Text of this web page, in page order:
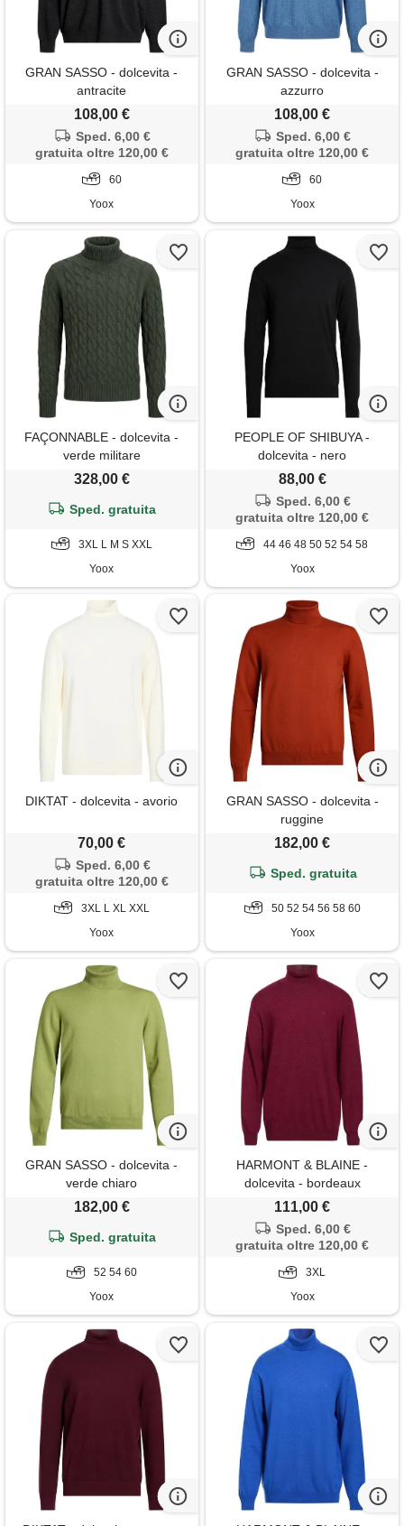
GRAN SASSO - dolcevita -
antracite
108,00 €
Sped. 6,00 €
gratuita oltre 120,00 €
60
Yoox
GRAN SASSO - dolcevita -
azzurro
108,00 €
Sped. 6,00 €
gratuita oltre 120,00 €
60
Yoox
FAÇONNABLE - dolcevita -
verde militare
328,00 €
Sped. gratuita
3XL L M S XXL
Yoox
PEOPLE OF SHIBUYA -
dolcevita - nero
88,00 €
Sped. 6,00 €
gratuita oltre 120,00 €
44 46 48 50 52 54 58
Yoox
DIKTAT - dolcevita - avorio
70,00 €
Sped. 6,00 €
gratuita oltre 120,00 €
3XL L XL XXL
Yoox
GRAN SASSO - dolcevita -
ruggine
182,00 €
Sped. gratuita
50 52 54 56 58 60
Yoox
GRAN SASSO - dolcevita -
verde chiaro
182,00 €
Sped. gratuita
52 54 60
Yoox
HARMONT & BLAINE -
dolcevita - bordeaux
111,00 €
Sped. 6,00 €
gratuita oltre 120,00 €
3XL
Yoox